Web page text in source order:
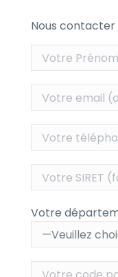
Nous contacter
Votre